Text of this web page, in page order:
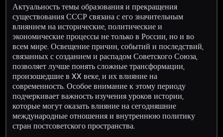
Актуальность темы образования и прекращения
существования СССР связана с его значительным
влиянием на исторические, политические и
экономические процессы не только в России, но и во
всем мире. Освещение причин, событий и последствий,
связанных с созданием и распадом Советского Союза,
позволяет лучше понять сложные трансформации,
произошедшие в XX веке, и их влияние на
современность. Особое внимание к этому периоду
подчеркивает важность изучения уроков истории,
которые могут оказать влияние на сегодняшние
международные отношения и внутреннюю политику
стран постсоветского пространства.